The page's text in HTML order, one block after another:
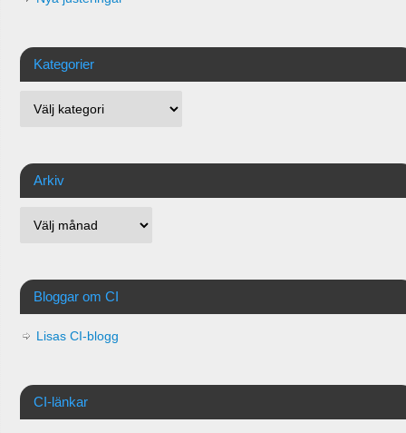
Kategorier
Arkiv
Bloggar om CI
Lisas CI-blogg
CI-länkar